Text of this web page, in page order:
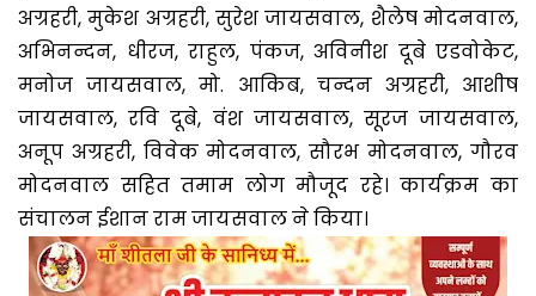
अग्रहरी, मुकेश अग्रहरी, सुरेश जायसवाल, शैलेष मोदनवाल,
अभिनन्दन, धीरज, राहुल, पंकज, अविनीश दूबे एडवोकेट,
मनोज जायसवाल, मो. आकिब, चन्दन अग्रहरी, आशीष
जायसवाल, रवि दूबे, वंश जायसवाल, सूरज जायसवाल,
अनूप अग्रहरी, विवेक मोदनवाल, सौरभ मोदनवाल, गौरव
मोदनवाल सहित तमाम लोग मौजूद रहे। कार्यक्रम का
संचालन ईशान राम जायसवाल ने किया।